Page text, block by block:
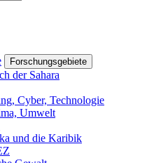
Forschungsgebiete
der Sahara
Cyber, Technologie
Umwelt
und die Karibik